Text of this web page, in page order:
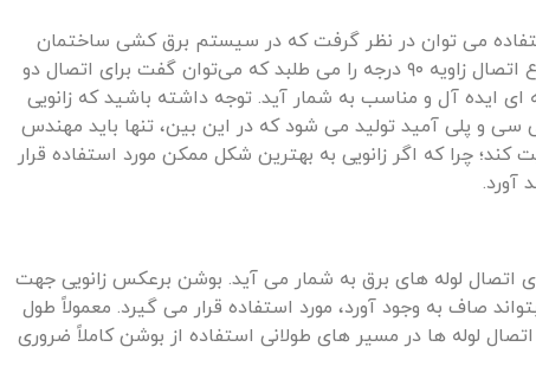
استفاده می توان در نظر گرفت که در سیستم برق کشی ساختمان
بسیار مورد توجه قرار می گیرد. استفاده از این نوع اتصال زاویه ۹۰ درجه را می طلبد که می‌توان گفت برای اتصال دو
ایده آل و مناسب به شمار آید. توجه داشته باشید که زانویی
سی و پلی آمید تولید می شود که در این بین، تنها باید مهندس
کند؛ چرا که اگر زانویی به بهترین شکل ممکن مورد استفاده قرار
آورد.
اتصال لوله های برق به شمار می آید. بوشن برعکس زانویی جهت
صاف به وجود آورد، مورد استفاده قرار می گیرد. معمولاً طول
و برای اتصال لوله ها در مسیر های طولانی استفاده از بوشن کاملاً ضروری